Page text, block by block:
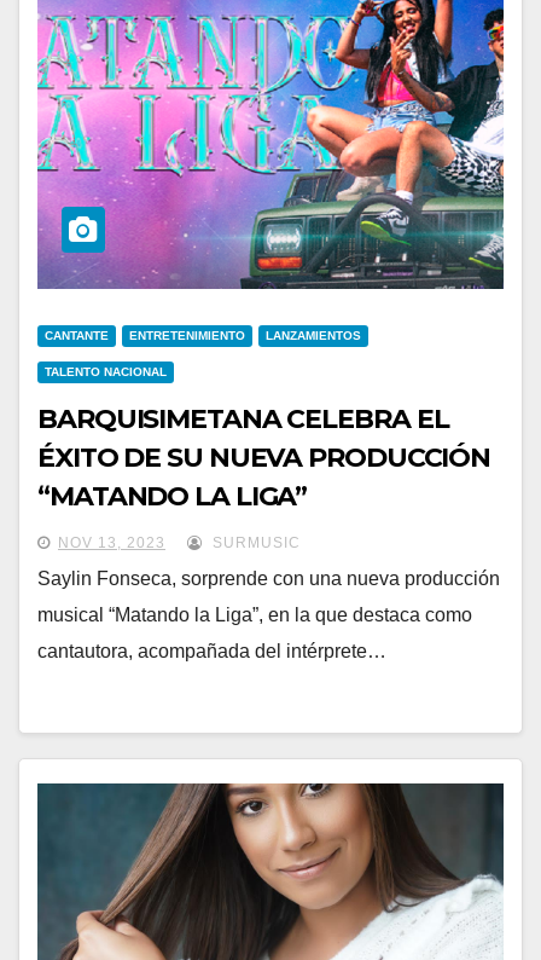
CANTANTE ENTRETENIMIENTO LANZAMIENTOS
TALENTO NACIONAL
BARQUISIMETANA CELEBRA EL
ÉXITO DE SU NUEVA PRODUCCIÓN
“MATANDO LA LIGA”
NOV 13, 2023 SURMUSIC
Saylin Fonseca, sorprende con una nueva producción
musical “Matando la Liga”, en la que destaca como
cantautora, acompañada del intérprete…